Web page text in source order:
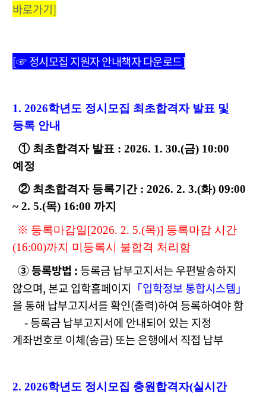
바로가기]
[☞ 정시모집 지원자 안내책자 다운로드]
1. 2026학년도 정시모집 최초합격자 발표 및
등록 안내
① 최초합격자 발표 :2026. 1. 30.(금) 10:00
예정
② 최초합격자 등록기간 : 2026. 2. 3.(화) 09:00
~ 2. 5.(목) 16:00 까지
※ 등록마감일[2026. 2. 5.(목)] 등록마감 시간
(16:00)까지 미등록시 불합격 처리함
③ 등록방법 : 등록금 납부고지서는 우편발송하지
않으며, 본교 입학홈페이지 「입학정보 통합시스템 」
을 통해 납부고지서를 확인(출력)하여 등록하여야 함
-등록금 납부고지서에 안내되어 있는 지정
계좌번호로 이체(송금) 또는 은행에서 직접 납부
2. 2026학년도 정시모집 충원 합격자(실시간